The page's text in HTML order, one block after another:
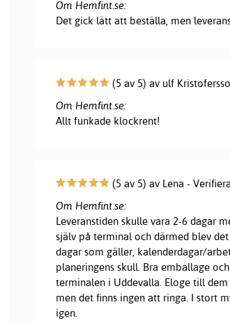
Om Hemfint.se:
Det gick lätt att beställa, men
(5 av 5) av ulf
Om Hemfint.se:
Allt funkade klockrent!
(5 av 5) av Lena -
Om Hemfint.se:
Leveranstiden skulle vara 2-6 dagar
själv på terminal och därmed blev
dagar som gäller, kalenderdagar/
planeringens skull. Bra emballage
terminalen i Uddevalla. Eloge till
men det finns ingen att ringa. I stort
igen.